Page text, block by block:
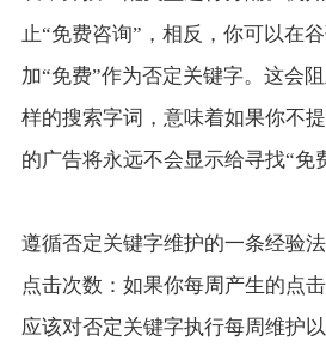
止“免费咨询”，相反，你可以在
加“免费”作为否定关键字。这会
样的搜索字词，意味着如果你不
的广告将永远不会显示给寻找“免
遵循否定关键字维护的一条经验法
点击次数：如果你每周产生的点
应该对否定关键字执行每周维护